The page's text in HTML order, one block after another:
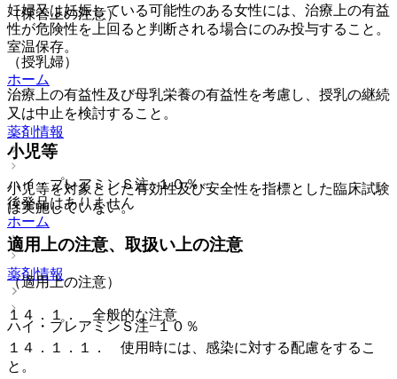
（保管上の注意）
室温保存。
ホーム
薬剤情報
ハイ・プレアミンＳ注−１０％
後発品はありません
ホーム
薬剤情報
ハイ・プレアミンＳ注−１０％
妊婦又は妊娠している可能性のある女性には、治療上の有益
性が危険性を上回ると判断される場合にのみ投与すること。
（授乳婦）
治療上の有益性及び母乳栄養の有益性を考慮し、授乳の継続
又は中止を検討すること。
小児等
小児等を対象とした有効性及び安全性を指標とした臨床試験
は実施していない。
適用上の注意、取扱い上の注意
（適用上の注意）
１４．１． 全般的な注意
１４．１．１． 使用時には、感染に対する配慮をするこ
と。